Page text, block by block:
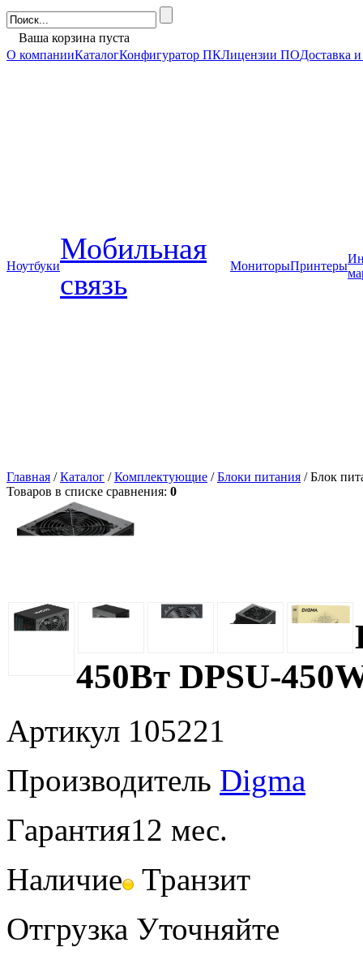
Ваша корзина пуста
О компанииКаталогКонфигуратор ПКЛицензии ПОДоставка
Ноутбуки
Мобильная
связь
МониторыПринтеры
Главная /Каталог /Комплектующие /Блоки питания / Блок
Товаров в списке сравнения: 0
450Вт DPSU-
Артикул 105221
Производитель Digma
Гарантия12 мес.
Наличие Транзит
Отгрузка Уточняйте